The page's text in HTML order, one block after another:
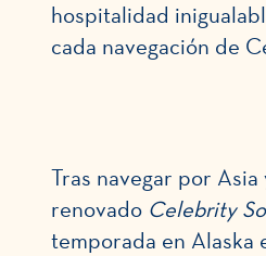
hospitalidad
cada navegación de
Tras navegar por
renovado Celebrity
temporada en Alaska